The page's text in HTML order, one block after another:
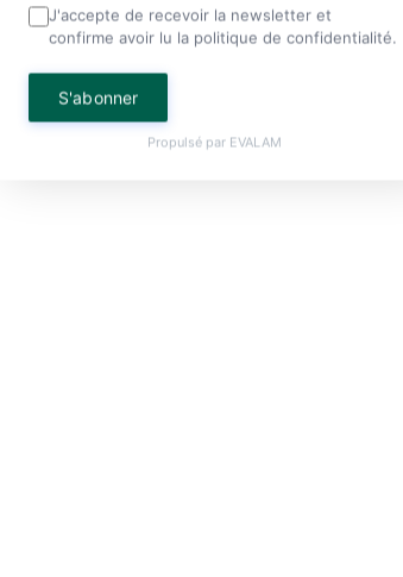
J'accepte de recevoir la newsletter et
confirme avoir lu la politique de confidentialité.
S'abonner
Propulsé par EVALAM